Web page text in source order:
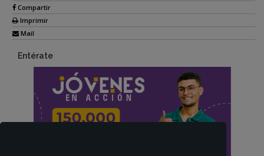
Compartir
Imprimir
Mail
Entérate